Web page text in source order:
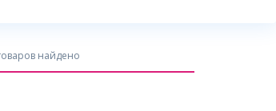
найдено